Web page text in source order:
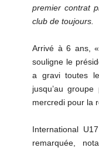
premier contrat
club de toujours.
Arrivé à 6 ans, «
souligne le
a gravi toutes
jusqu’au
mercredi pour la
International
remarquée,